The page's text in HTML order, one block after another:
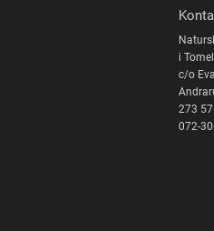
i
c/o
273
072-